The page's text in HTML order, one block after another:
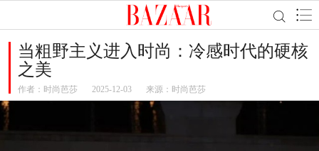
当粗野主义进入时尚：冷感时代的硬核
之美
作者： 时尚芭莎 2025-12-03 来源：时尚芭莎